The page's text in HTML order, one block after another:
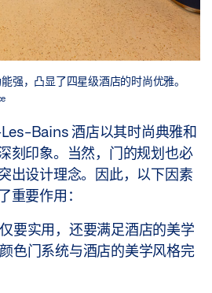
强，凸显了四星级酒店的时尚优雅。
Bains 酒店以其时尚典雅和
刻印象。当然，门的规划也必
出设计理念。因此，以下因素
重要作用：
要实用，还要满足酒店的美学
色门系统与酒店的美学风格完